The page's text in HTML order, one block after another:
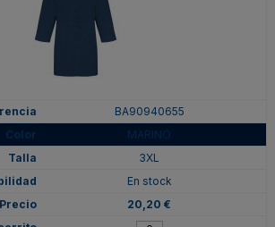
BA90940655
MARINO
3XL
En stock
20,20 €